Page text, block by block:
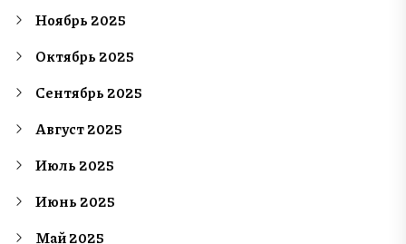
Ноябрь 2025
Октябрь 2025
Сентябрь 2025
Август 2025
Июль 2025
Июнь 2025
Май 2025